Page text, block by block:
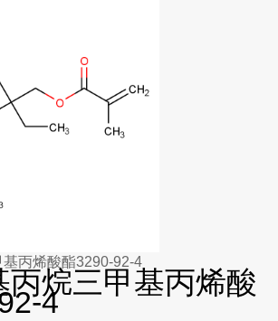
丙烯酸酯3290-92-4
丙烷三甲基丙烯酸
4